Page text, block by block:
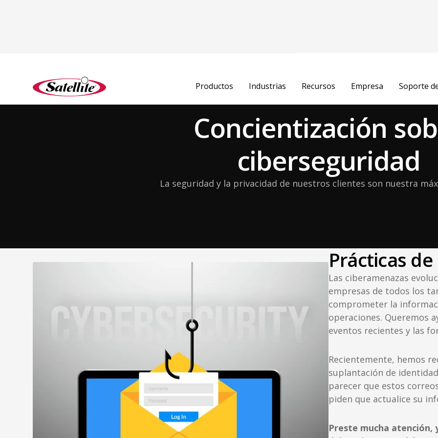
Productos Industrias Recursos Empresa Soporte
Concientización
ciberseguridad
La seguridad y la privacidad de nuestros clientes son nuestra
Prácticas
Las ciberamenazas
empresas de todos los
comprometer la
operaciones. Queremos
eventos recientes y las
Recientemente, hemos
suplantación de
parecer que estos
piden que actualice su
Preste mucha atención,